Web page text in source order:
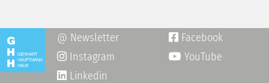
@ Newsletter  Facebook
Instagram
YouTube
Linkedin